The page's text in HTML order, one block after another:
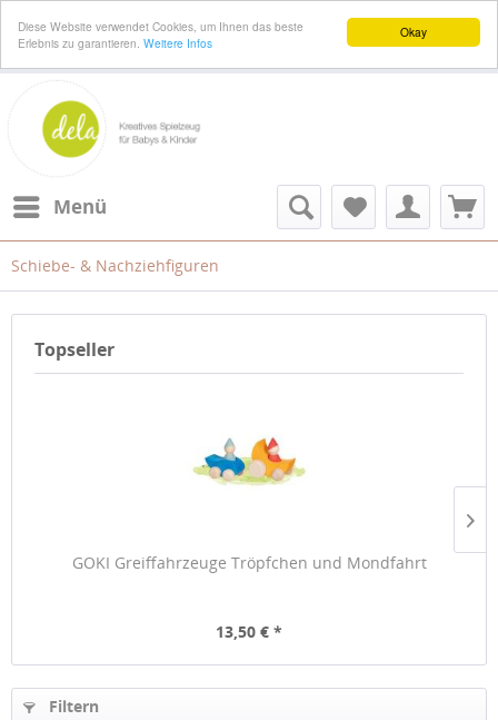
Okay
Diese Website verwendet Cookies, um Ihnen das beste
Erlebnis zu garantieren. Weitere Infos
Menü
Schiebe- & Nachziehfiguren
Topseller
GOKI Greiffahrzeuge Tröpfchen und Mondfahrt
13,50 € *
Filtern